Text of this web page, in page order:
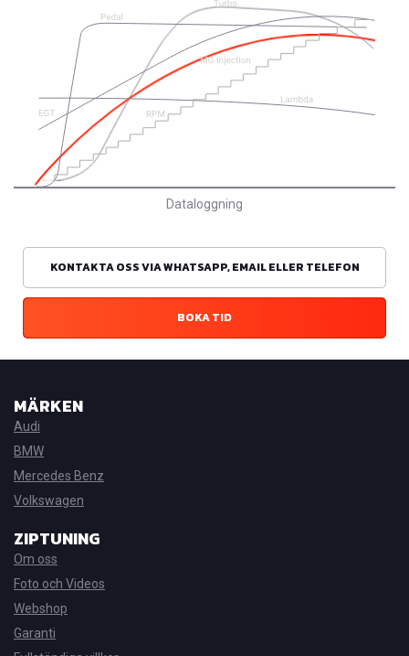
Dataloggning
KONTAKTA OSS VIA WHATSAPP, EMAIL ELLER TELEFON
BOKA TID
MÄRKEN
Audi
BMW
Mercedes Benz
Volkswagen
ZIPTUNING
Om oss
Foto och Videos
Webshop
Garanti